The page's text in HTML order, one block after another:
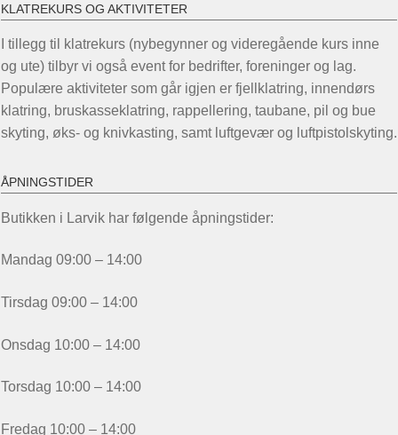
KLATREKURS OG AKTIVITETER
I tillegg til klatrekurs (nybegynner og videregående kurs inne
og ute) tilbyr vi også event for bedrifter, foreninger og lag.
Populære aktiviteter som går igjen er fjellklatring, innendørs
klatring, bruskasseklatring, rappellering, taubane, pil og bue
skyting, øks- og knivkasting, samt luftgevær og luftpistolskyting.
ÅPNINGSTIDER
Butikken i Larvik har følgende åpningstider:
Mandag 09:00 – 14:00
Tirsdag 09:00 – 14:00
Onsdag 10:00 – 14:00
Torsdag 10:00 – 14:00
Fredag 10:00 – 14:00